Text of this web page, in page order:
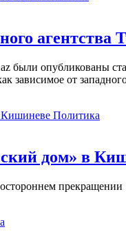
агентства
были опубликованы
зависимое от
Политика
дом» в
прекращении